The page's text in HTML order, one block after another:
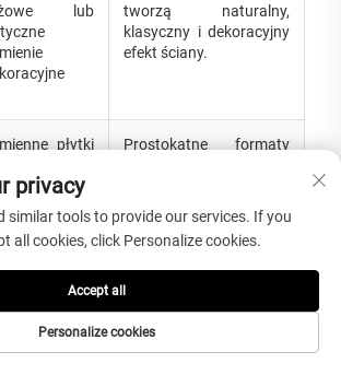
lub
tworzą naturalny,
klasyczny i dekoracyjny
efekt ściany.
płytki
mm
600×300
Prostokątne formaty
okładzin i elewacji.
zamówienia pozwala
privacy
similar tools to provide our services. If you
all cookies, click Personalize cookies.
Personalize cookies
Accept all